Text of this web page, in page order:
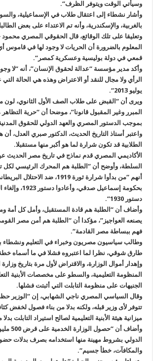
وسيأتي الوقت ويتوفر الظرف“.
وأشار نشطاء إلى اعتقال طلاب في الإسماعيلية،
بالغربية، والإسكندرية، وأنه تم الاعتداء على بعض
وتعليقا على تلك الوقائع، قال الحقوقي المصري
المعلوم بالضرورة أن الحريات لا وجود لها في قاموس
قمعي في دولة بوليسية وعسكرية كمصر“.
وأكد مدير مؤسسة “عدالة لحقوق الإنسان”، أنه “لا
الرأي ولا مجال للنقد أو الاعتراض وهذه هي الحالة
يوليو 2013
“.
ويرى أن “القبض على طلاب الصف الأول الثانوي، لون
المبرر وغير المقبول قانونا”، موضحا أن “حرية
بموجب الدستور المصري والعهد الدولي للحقوق
واعتبر أستاذ التاريخ الحديث، الدكتور صبري العدل،
الطلابية قد تكون شرارة لما هو أكبر منها مستقبلا.
الأكاديمي المصري قدم نماذج في تاريخ مصر
السلطة، وأوضح أن “الطلبة هم المحرك الرئيسي لكل
أنهم “من بدأوا شرارة ثورة 1919، ضد
بحكومة إسماعيل صدقي،
دستور 1930
“.
وأضاف أن “الطلبة هم قادة المستقبل، وأمل كل أمة
يصنعه العواجيز”، مؤكدا أن “الطلبة هم أمن مصر
فهم ببساطة مصر القادمة“.
وطالب سياسيون مصريون وخبراء في التعليم ونشطاء
طارق شوقي، نظرا لما اعتبروه فشلا في ما أسماه خطة
وإهدار أموال الوزارة، والاقتراض لأول مرة بتاريخ وزارة
المنظومة التعليمية، والسطو على مخصصات الأبنية
الجنيهات على منظومة التابلت التي أثبتت فشلها.
وقال السياسي المصري ناجي الشهابي، إن “الوزير
تتوفر لأى وزير قبله، ولكنه بدلا من بناء فصول لخفض
ميزانية هيئة الأبنية التعليمية لصالح استيراد التابلت
وأضاف أن
الدولي بشروط مهينة منها استخدامه بصرف بدلات
والمكافآت، خطأ جسيم“.